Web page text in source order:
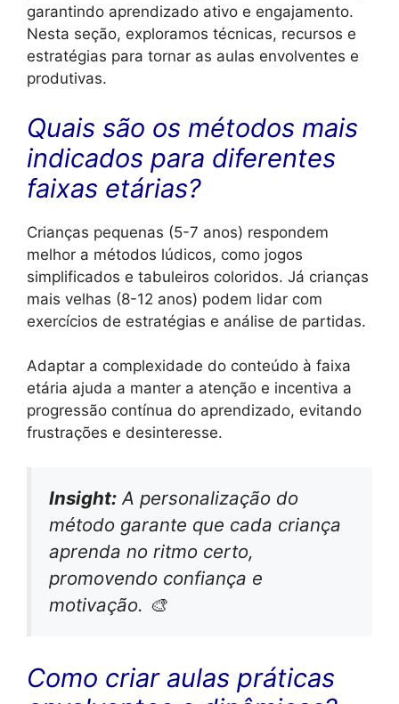
garantindo aprendizado ativo e engajamento.
Nesta seção, exploramos técnicas, recursos e
estratégias para tornar as aulas envolventes e
produtivas.
Quais são os métodos mais
indicados para diferentes
faixas etárias?
Crianças pequenas (5-7 anos) respondem
melhor a métodos lúdicos, como jogos
simplificados e tabuleiros coloridos. Já crianças
mais velhas (8-12 anos) podem lidar com
exercícios de estratégias e análise de partidas.
Adaptar a complexidade do conteúdo à faixa
etária ajuda a manter a atenção e incentiva a
progressão contínua do aprendizado, evitando
frustrações e desinteresse.
Insight: A personalização do
método garante que cada criança
aprenda no ritmo certo,
promovendo confiança e
motivação. 🎨
Como criar aulas práticas